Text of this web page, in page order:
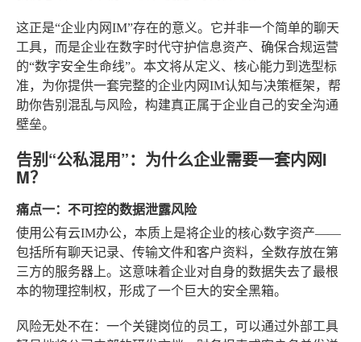
这正是“企业内网IM”存在的意义。它并非一个简单的聊天
工具，而是企业在数字时代守护信息资产、确保合规运营
的“数字安全生命线”。本文将从定义、核心能力到选型标
准，为你提供一套完整的企业内网IM认知与决策框架，帮
助你告别混乱与风险，构建真正属于企业自己的安全沟通
壁垒。
告别“公私混用”：为什么企业需要一套内网I
M？
痛点一：不可控的数据泄露风险
使用公有云IM办公，本质上是将企业的核心数字资产——
包括所有聊天记录、传输文件和客户资料，全数存放在第
三方的服务器上。这意味着企业对自身的数据失去了最根
本的物理控制权，形成了一个巨大的安全黑箱。
风险无处不在：一个关键岗位的员工，可以通过外部工具